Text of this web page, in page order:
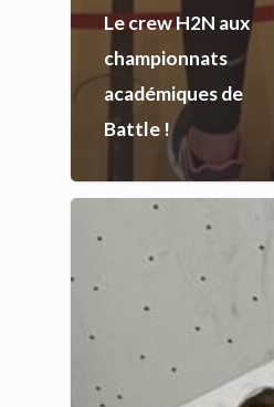
Le crew H2N aux
championnats
académiques de
Battle !